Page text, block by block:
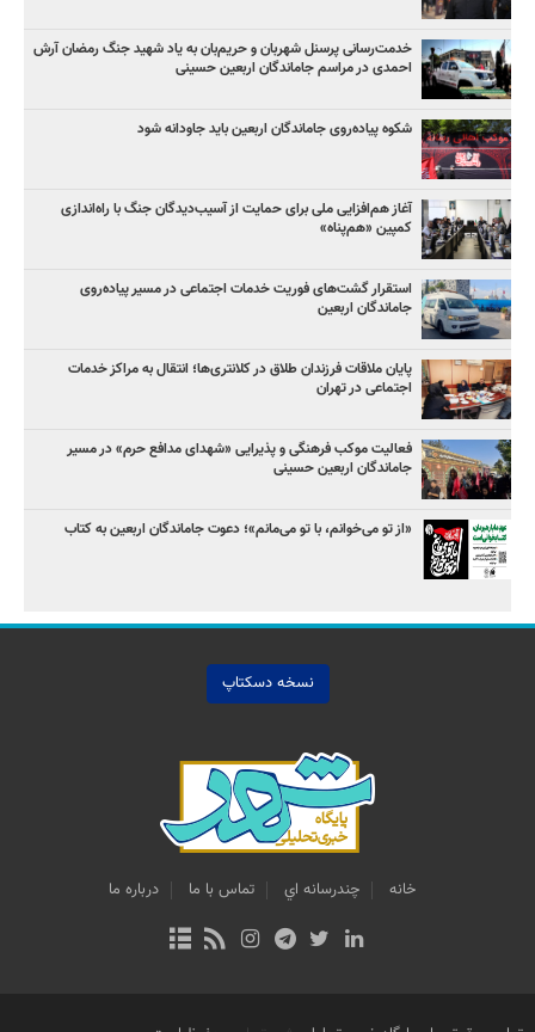
خدمت‌رسانی پرسنل شهربان و حریم‌بان به یاد شهید جنگ رمضان آرش
احمدی در مراسم جاماندگان اربعین حسینی
شکوه پیاده‌روی جاماندگان اربعین باید جاودانه شود
آغاز هم‌افزایی ملی برای حمایت از آسیب‌دیدگان جنگ با راه‌اندازی
کمپین «هم‌پناه»
استقرار گشت‌های فوریت خدمات اجتماعی در مسیر پیاده‌روی
جاماندگان اربعین
پایان ملاقات فرزندان طلاق در کلانتری‌ها؛ انتقال به مراکز خدمات
اجتماعی در تهران
فعالیت موکب فرهنگی و پذیرایی «شهدای مدافع حرم» در مسیر
جاماندگان اربعین حسینی
«از تو می‌خوانم، با تو می‌مانم»؛ دعوت جاماندگان اربعین به کتاب
نسخه دسکتاپ
خانه چندرسانه اي تماس با ما درباره ما